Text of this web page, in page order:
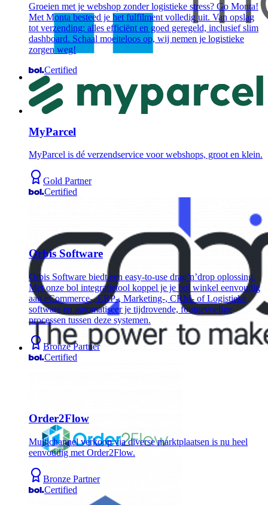
Groeien met je webshop zonder logistieke stress? Go Monta!
Met Monta besteed je het fulfilment volledig uit. Van opslag
tot verzending: alles efficiënt en goed geregeld, inclusief slim
dashboard. Schaal moeiteloos op, wij nemen je logistieke
zorgen weg!
Certified
MyParcel
MyParcel is dé verzendservice voor webshops, groot en klein.
Gold Partner
Certified
Orbis Software
Orbis Software biedt een easy-to-use drag’n’drop oplossing.
Met onze bol integratietool koppel je je bol winkel eenvoudig
aan eCommerce-, ERP-, Marketing-, CRM- of Logistieke
software en automatiseer je tijdrovende, foutgevoelige
processen tussen deze systemen.
Bronze Partner
Certified
Order2Flow
Multichannel verkoop via diverse marktplaatsen is nu heel
eenvoudig met Order2Flow.
Bronze Partner
Certified